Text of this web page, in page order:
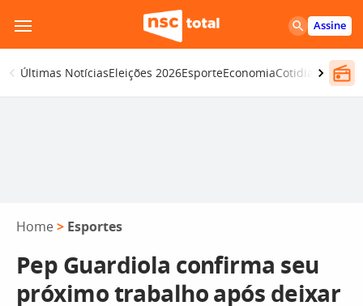
para
o
conteúdo
Assine
Últimas NotíciasEleições 2026EsporteEconomiaCotidiano
Home > Esportes
Pep Guardiola confirma seu
próximo trabalho após deixar